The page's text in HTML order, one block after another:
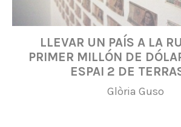
LLEVAR UN PAÍS A LA
PRIMER MILLÓN DE
ESPAI 2 DE
Glòria Guso